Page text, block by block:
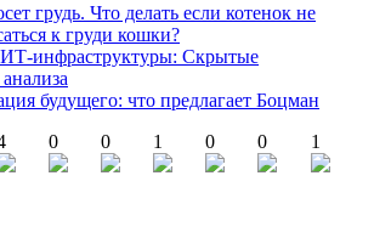
грудь. Что делать если котенок не
к груди кошки?
инфраструктуры: Скрытые
будущего: что предлагает Боцман
0 0 1 0 0 1